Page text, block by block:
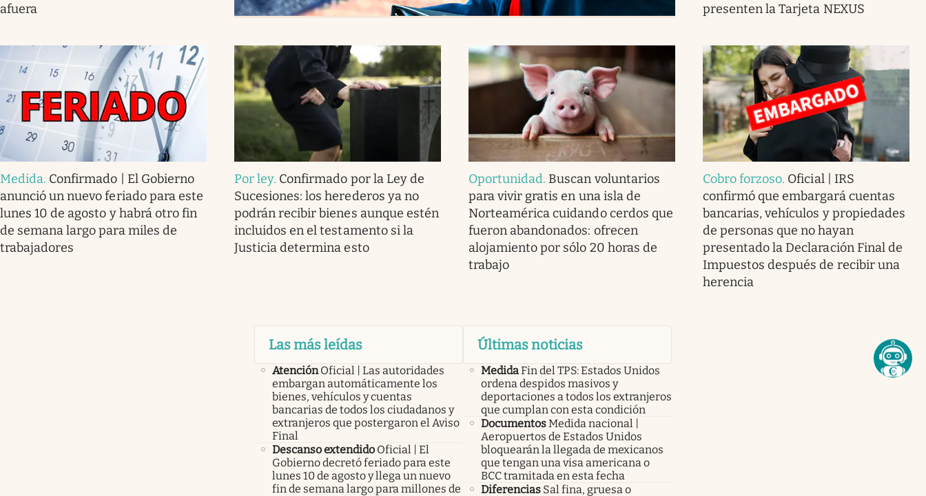
afuera
presenten la Tarjeta NEXUS
Medida. Confirmado | El Gobierno
anunció un nuevo feriado para este
lunes 10 de agosto y habrá otro fin
de semana largo para miles de
trabajadores
Por ley. Confirmado por la Ley de
Sucesiones: los herederos ya no
podrán recibir bienes aunque estén
incluidos en el testamento si la
Justicia determina esto
Oportunidad. Buscan voluntarios
para vivir gratis en una isla de
Norteamérica cuidando cerdos que
fueron abandonados: ofrecen
alojamiento por sólo 20 horas de
trabajo
Cobro forzoso. Oficial | IRS
confirmó que embargará cuentas
bancarias, vehículos y propiedades
de personas que no hayan
presentado la Declaración Final de
Impuestos después de recibir una
herencia
Las más leídas
Atención Oficial | Las autoridades
embargan automáticamente los
bienes, vehículos y cuentas
bancarias de todos los ciudadanos y
extranjeros que postergaron el Aviso
Final
Descanso extendido Oficial | El
Gobierno decretó feriado para este
lunes 10 de agosto y llega un nuevo
fin de semana largo para millones de
Últimas noticias
MedidaFin del TPS: Estados Unidos
ordena despidos masivos y
deportaciones a todos los extranjeros
que cumplan con esta condición
DocumentosMedida nacional |
Aeropuertos de Estados Unidos
bloquearán la llegada de mexicanos
que tengan una visa americana o
BCC tramitada en esta fecha
Diferencias Sal fina, gruesa o